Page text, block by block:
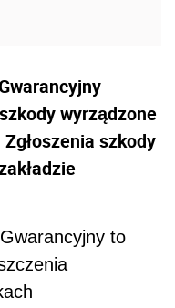
wyrządzone
szkody
to